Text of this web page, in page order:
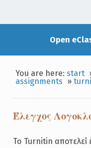
Open
You are here:start
assignments »
Έλεγχος
Το Turnitin αποτελεί